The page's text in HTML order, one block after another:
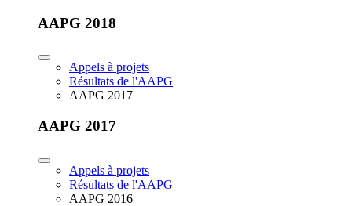
AAPG 2018
Appels à projets
Résultats de l'AAPG
AAPG 2017
AAPG 2017
Appels à projets
Résultats de l'AAPG
AAPG 2016